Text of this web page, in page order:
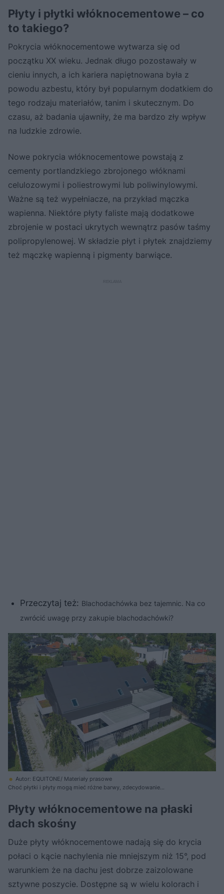
Płyty i płytki włóknocementowe – co
to takiego?
Pokrycia włóknocementowe wytwarza się od
początku XX wieku. Jednak długo pozostawały w
cieniu innych, a ich kariera napiętnowana była z
powodu azbestu, który był popularnym dodatkiem do
tego rodzaju materiałów, tanim i skutecznym. Do
czasu, aż badania ujawniły, że ma bardzo zły wpływ
na ludzkie zdrowie.
Nowe pokrycia włóknocementowe powstają z
cementy portlandzkiego zbrojonego włóknami
celulozowymi i poliestrowymi lub poliwinylowymi.
Ważne są też wypełniacze, na przykład mączka
wapienna. Niektóre płyty faliste mają dodatkowe
zbrojenie w postaci ukrytych wewnątrz pasów taśmy
polipropylenowej. W składzie płyt i płytek znajdziemy
też mączkę wapienną i pigmenty barwiące.
Przeczytaj też: Blachodachówka bez tajemnic. Na co
zwrócić uwagę przy zakupie blachodachówki?
Autor: EQUITONE/ Materiały prasowe
Choć płytki i płyty mogą mieć różne barwy, zdecydowanie
Płyty włóknocementowe na płaski
dach skośny
Duże płyty włóknocementowe nadają się do krycia
połaci o kącie nachylenia nie mniejszym niż 15°, pod
warunkiem że na dachu jest dobrze zaizolowane
sztywne poszycie. Dostępne są w wielu kolorach i